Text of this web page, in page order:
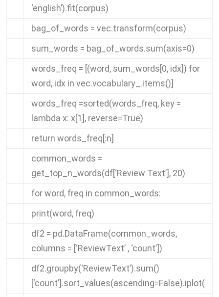
‘english’).fit(corpus)
bag_of_words = vec.transform(corpus)
sum_words = bag_of_words.sum(axis=0)
words_freq = [(word, sum_words[0, idx]) for
word, idx in vec.vocabulary_ .items()]
words_freq =sorted(words_freq, key =
lambda x: x[1], reverse=True)
return words_freq[:n]
common_words =
get_top_n_words(df[‘Review Text’], 20)
for word, freq in common_words:
print(word, freq)
df2 = pd.DataFrame(common_words,
columns = [‘ReviewText’, ‘count’])
df2.groupby(‘ReviewText’).sum()
[‘count’].sort_values(ascending=False).iplot(